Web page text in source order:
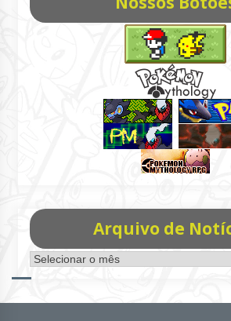
Arquivo de
Arquivo
de